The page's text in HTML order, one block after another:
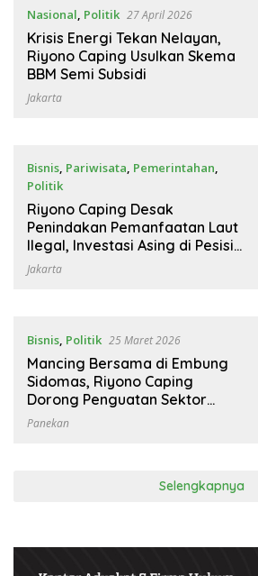
Nasional, Politik 27 April 2026
Krisis Energi Tekan Nelayan,
Riyono Caping Usulkan Skema
BBM Semi Subsidi
Jakarta
Bisnis, Pariwisata, Pemerintahan,
Politik
18 April 2026
Riyono Caping Desak
Penindakan Pemanfaatan Laut
Ilegal, Investasi Asing di Pesisir
Harus Ditertibkan
Jakarta
Bisnis, Politik 25 Maret 2026
Mancing Bersama di Embung
Sidomas, Riyono Caping
Dorong Penguatan Sektor
Perikanan Desa
Panekan
Selengkapnya